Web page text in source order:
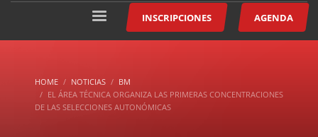
INSCRIPCIONES AGENDA
HOME NOTICIAS
BM
EL ÁREA TÉCNICA ORGANIZA LAS PRIMERAS CONCENTRACIONES
DE LAS SELECCIONES AUTONÓMICAS